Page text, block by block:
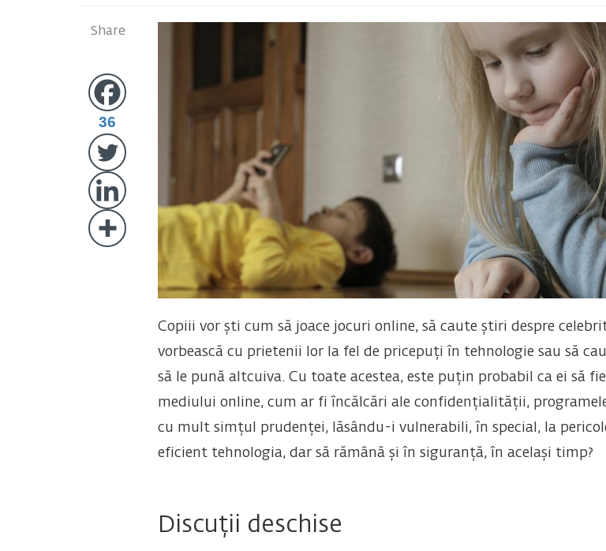
Share
36
Copiii vor ști cum să joace jocuri online, să caute știri despre
vorbească cu prietenii lor la fel de pricepuți în tehnologie sau să
să le pună altcuiva. Cu toate acestea, este puțin probabil ca ei să
mediului online, cum ar fi încălcări ale confidențialității,
cu mult simțul prudenței, lăsându-i vulnerabili, în special, la
eficient tehnologia, dar să rămână și în siguranță, în același timp?
Discuții deschise